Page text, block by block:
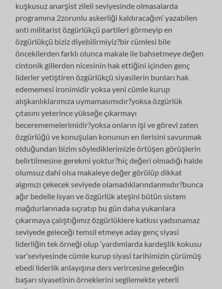
kuşkusuz anarşist zileli seviyesinde olmasalarda
programına 2zorunlu askerliği kaldıracağım’ yazabilen
anti militarist özgürlükçü partileri görmeyip en
özgürlükçü biziz diyebilirmiyiz?bir cümlesi bile
öncekilerden farklı olunca makale ile bahsetmeye değen
cintonik gillerden nicesinin hak ettiğini içinden genç
liderler yetiştiren özgürlükçü siyasilerin bunları hak
edememesi ironimidir yoksa yeni cümle kurup
alışkanlıklarımıza uymamasımıdır?yoksa özgürlük
çıtasını yeterince yükseğe çıkarmayı
becerememelerimidir?yoksa onların işi ve görevi zaten
özgürlüğü ve konuşulan konunun en ilerisini savunmak
olduğundan bizim söylediklerimizle örtüşen görüşlerin
belirtilmesine gerekmi yoktur?hiç değeri olmadığı halde
olumsuz dahi olsa makaleye değer görülüp dikkat
algımızı çekecek seviyede olamadıklarındanmıdır?bunca
ağır bedelle isyan ve özgürlük ateşini bütün sistem
mağdurlarınada sıçratıp bu gün daha yukarılara
çıkarmaya çalıştığımız özgürlüklere katkısı yadsınamaz
seviyede geleceği temsil etmeye aday genç siyasi
liderliğin tek örneği olup ‘yardımlarda kardeşlik kokusu
var’seviyesinde cümle kurup siyasi tarihimizin çürümüş
ebedi liderlik anlayışına ders verircesine geleceğin
başarı siyasetinin örneklerini segilemekte yeterli